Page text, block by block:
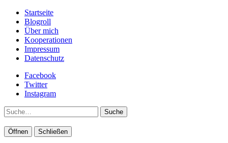
Startseite
Blogroll
Über mich
Kooperationen
Impressum
Datenschutz
Facebook
Twitter
Instagram
Suche
Öffnen Schließen